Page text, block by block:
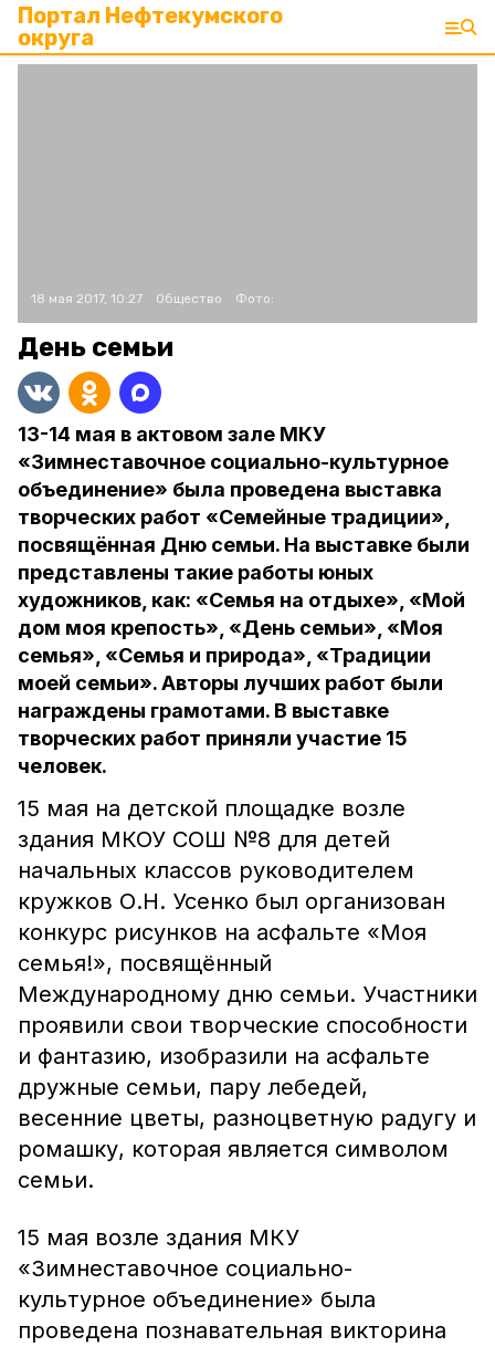
Портал Нефтекумского
округа
18 мая 2017, 10:27 Общество Фото:
День семьи
13-14 мая в актовом зале МКУ
«Зимнеставочное социально-культурное
объединение» была проведена выставка
творческих работ «Семейные традиции»,
посвящённая Дню семьи. На выставке были
представлены такие работы юных
художников, как: «Семья на отдыхе», «Мой
дом моя крепость», «День семьи», «Моя
семья», «Семья и природа», «Традиции
моей семьи». Авторы лучших работ были
награждены грамотами. В выставке
творческих работ приняли участие 15
человек.
15 мая на детской площадке возле
здания МКОУ СОШ №8 для детей
начальных классов руководителем
кружков О.Н. Усенко был организован
конкурс рисунков на асфальте «Моя
семья!», посвящённый
Международному дню семьи. Участники
проявили свои творческие способности
и фантазию, изобразили на асфальте
дружные семьи, пару лебедей,
весенние цветы, разноцветную радугу и
ромашку, которая является символом
семьи.
15 мая возле здания МКУ
«Зимнеставочное социально-
культурное объединение» была
проведена познавательная викторина